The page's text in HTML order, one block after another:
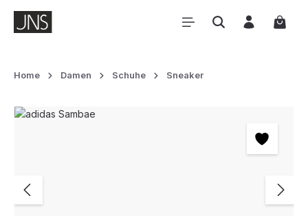
Zum Hauptinhalt springen
Home Damen Schuhe Sneaker
Bildergalerie überspringen